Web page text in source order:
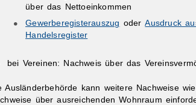
über das Nettoeinkommen
Gewerberegisterauszug oderAusdruck
Handelsregister
bei Vereinen: Nachweis über das
Ausländerbehörde kann weitere Nachweise
über ausreichenden Wohnraum